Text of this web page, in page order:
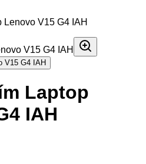
V15 G4 IAH
Laptop
IAH